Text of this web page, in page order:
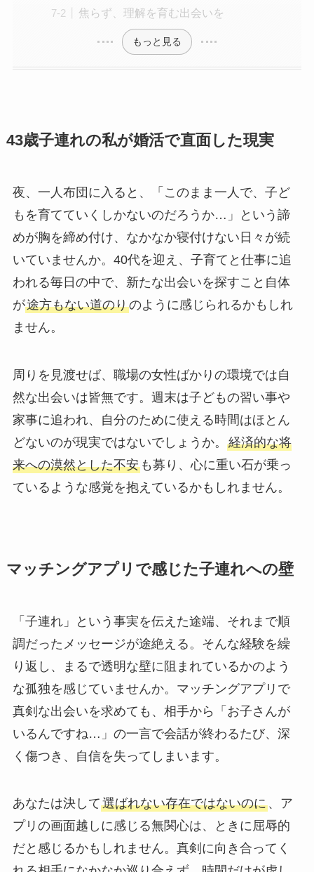
焦らず、理解を育む出会いを
もっと見る
43歳子連れの私が婚活で直面した現実
夜、一人布団に入ると、「このまま一人で、子ど
もを育てていくしかないのだろうか…」という諦
めが胸を締め付け、なかなか寝付けない日々が続
いていませんか。40代を迎え、子育てと仕事に追
われる毎日の中で、新たな出会いを探すこと自体
が途方もない道のりのように感じられるかもしれ
ません。
周りを見渡せば、職場の女性ばかりの環境では自
然な出会いは皆無です。週末は子どもの習い事や
家事に追われ、自分のために使える時間はほとん
どないのが現実ではないでしょうか。 経済的な将
来への漠然とした不安も募り、心に重い石が乗っ
ているような感覚を抱えているかもしれません。
マッチングアプリで感じた子連れへの壁
「子連れ」という事実を伝えた途端、それまで順
調だったメッセージが途絶える。そんな経験を繰
り返し、まるで透明な壁に阻まれているかのよう
な孤独を感じていませんか。マッチングアプリで
真剣な出会いを求めても、相手から「お子さんが
いるんですね…」の一言で会話が終わるたび、深
く傷つき、自信を失ってしまいます。
あなたは決して選ばれない存在ではないのに、ア
プリの画面越しに感じる無関心は、ときに屈辱的
だと感じるかもしれません。真剣に向き合ってく